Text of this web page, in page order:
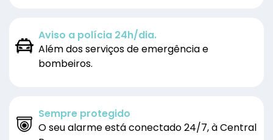
Aviso a polícia 24h/dia.
Além dos serviços de emergência e
bombeiros.
Sempre protegido
O seu alarme está conectado 24/7, à Central